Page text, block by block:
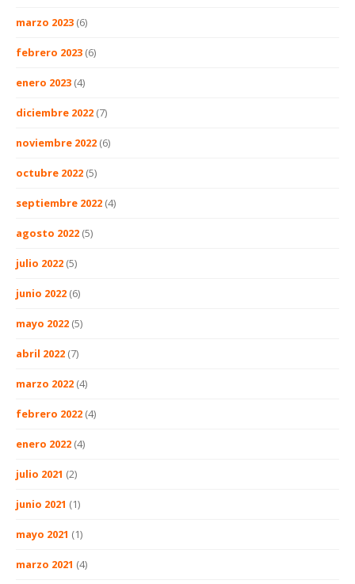
marzo 2023 (6)
febrero 2023 (6)
enero 2023 (4)
diciembre 2022 (7)
noviembre 2022 (6)
octubre 2022 (5)
septiembre 2022 (4)
agosto 2022 (5)
julio 2022 (5)
junio 2022 (6)
mayo 2022 (5)
abril 2022 (7)
marzo 2022 (4)
febrero 2022 (4)
enero 2022 (4)
julio 2021 (2)
junio 2021 (1)
mayo 2021 (1)
marzo 2021 (4)